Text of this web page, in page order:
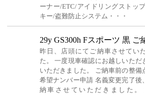
ーナー/ETC/アイドリングストッ
キー/盗難防止システム・・・
29y GS300h Fスポーツ 黒 ご
昨日、店頭にてご納車させてい
た。 一度現車確認にお越しいただ
いただきました。 ご納車前の整備
希望ナンバー申請 名義変更完了後
納車させていただきました。